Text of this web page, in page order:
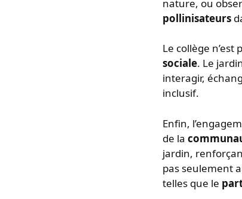
nature, ou
pollinisateurs
Le collège
sociale. Le
interagir,
inclusif.
Enfin,
de la
jardin,
pas seulement
telles que le